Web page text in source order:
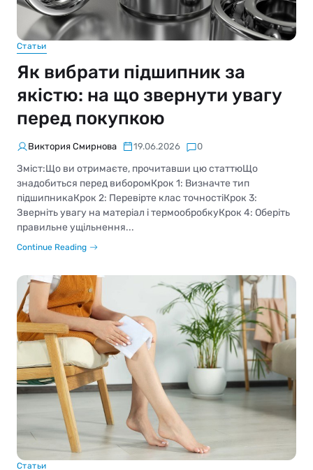
Статьи
Як вибрати підшипник за
якістю: на що звернути увагу
перед покупкою
Виктория Смирнова 19.06.2026 0
Зміст:Що ви отримаєте, прочитавши цю статтюЩо
знадобиться перед виборомКрок 1: Визначте тип
підшипникаКрок 2: Перевірте клас точностіКрок 3:
Зверніть увагу на матеріал і термообробкуКрок 4: Оберіть
правильне ущільнення...
Continue Reading
Статьи